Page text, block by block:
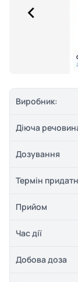
Виробник:
Діюча
Дозування
Термін
Прийом
Час дії
Добова доза